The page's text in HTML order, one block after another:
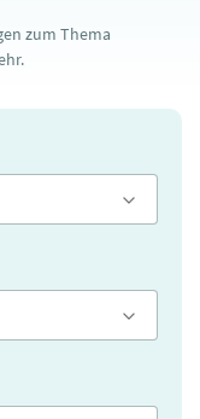
zum Thema